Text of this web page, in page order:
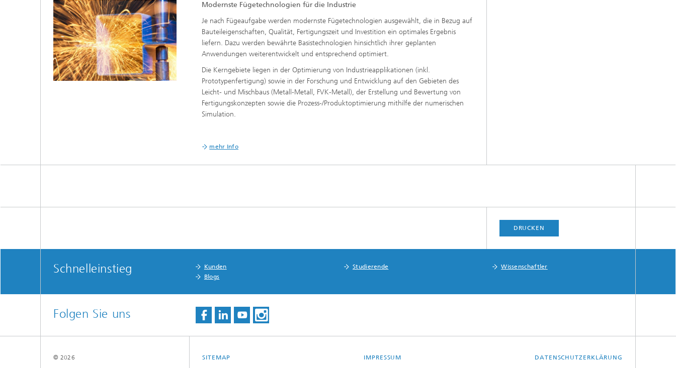
Modernste Fügetechnologien für die Industrie
Je nach Fügeaufgabe werden modernste Fügetechnologien ausgewählt, die in Bezug auf
Bauteileigenschaften, Qualität, Fertigungszeit und Investition ein optimales Ergebnis
liefern. Dazu werden bewährte Basistechnologien hinsichtlich ihrer geplanten
Anwendungen weiterentwickelt und entsprechend optimiert.
Die Kerngebiete liegen in der Optimierung von Industrieapplikationen (inkl.
Prototypenfertigung) sowie in der Forschung und Entwicklung auf den Gebieten des
Leicht- und Mischbaus (Metall-Metall, FVK-Metall), der Erstellung und Bewertung von
Fertigungskonzepten sowie die Prozess-/Produktoptimierung mithilfe der numerischen
Simulation.
mehr Info
DRUCKEN
Schnelleinstieg Kunden Studierende
Wissenschaftler
Blogs
Folgen Sie uns
SITEMAP IMPRESSUM DATENSCHUTZERKLÄRUNG
© 2026